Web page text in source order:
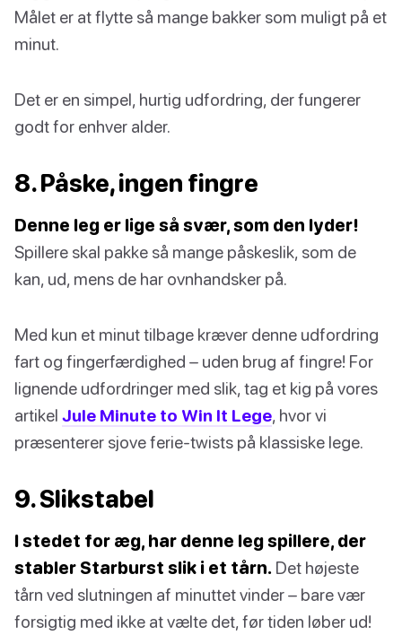
Målet er at flytte så mange bakker som muligt på et
minut.
Det er en simpel, hurtig udfordring, der fungerer
godt for enhver alder.
8. Påske, ingen fingre
Denne leg er lige så svær, som den lyder!
Spillere skal pakke så mange påskeslik, som de
kan, ud, mens de har ovnhandsker på.
Med kun et minut tilbage kræver denne udfordring
fart og fingerfærdighed – uden brug af fingre! For
lignende udfordringer med slik, tag et kig på vores
artikel Jule Minute to Win It Lege, hvor vi
præsenterer sjove ferie-twists på klassiske lege.
9. Slikstabel
I stedet for æg, har denne leg spillere, der
stabler Starburst slik i et tårn. Det højeste
tårn ved slutningen af minuttet vinder – bare vær
forsigtig med ikke at vælte det, før tiden løber ud!